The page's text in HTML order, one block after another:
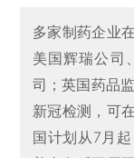
多家制药企业
美国辉瑞公司
司；英国药品
新冠检测，可
国计划从7月